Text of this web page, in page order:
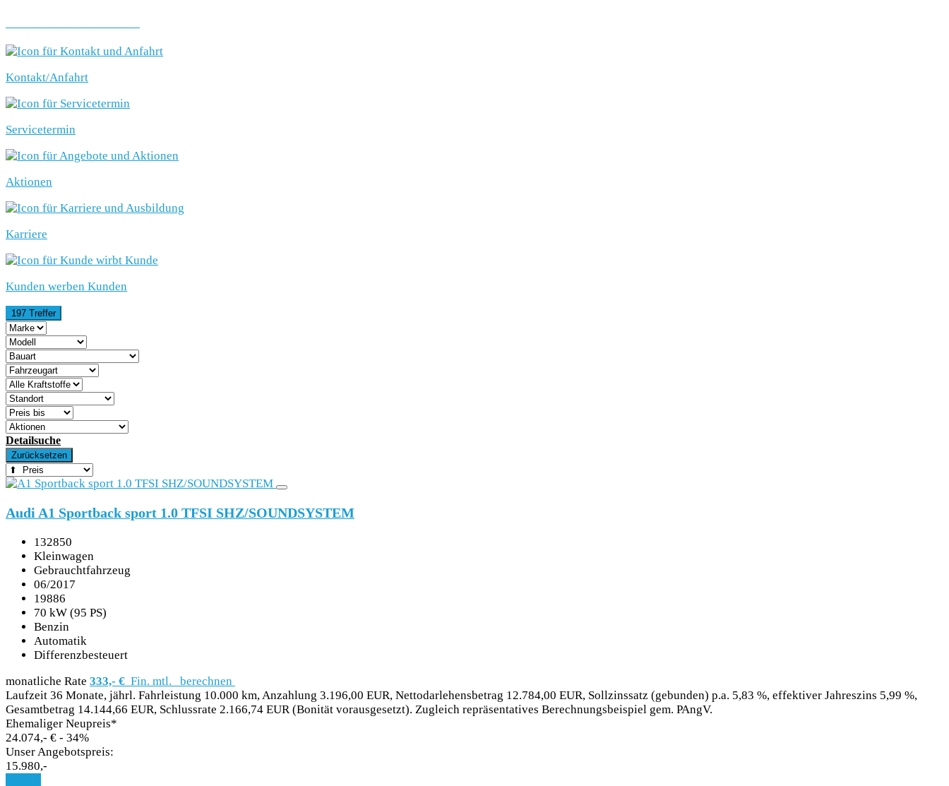
Kontakt/Anfahrt
Servicetermin
Aktionen
Karriere
Kunden werben Kunden
197 Treffer
Detailsuche
Zurücksetzen
Audi A1 Sportback sport 1.0 TFSI SHZ/SOUNDSYSTEM
132850
Kleinwagen
Gebrauchtfahrzeug
06/2017
19886
70 kW (95 PS)
Benzin
Automatik
Differenzbesteuert
monatliche Rate 333,- € Fin. mtl.
berechnen
Laufzeit 36 Monate, jährl. Fahrleistung 10.000 km, Anzahlung 3.196,00 EUR, Nettodarlehensbetrag 12.784,00 EUR, Sollzinssatz (gebunden) p.a. 5,83 %, effektiver Jahreszins 5,99 %,
Gesamtbetrag 14.144,66 EUR, Schlussrate 2.166,74 EUR (Bonität vorausgesetzt). Zugleich repräsentatives Berechnungsbeispiel gem. PAngV.
Ehemaliger Neupreis*
24.074,- € - 34%
Unser Angebotspreis:
15.980,-